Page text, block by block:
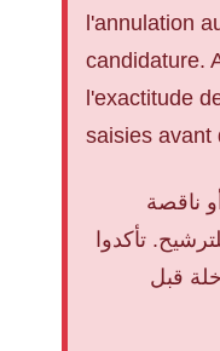
l'annulation
candidature.
l'exactitude
saisies avant
ناقصة
تأكدوا
قبل